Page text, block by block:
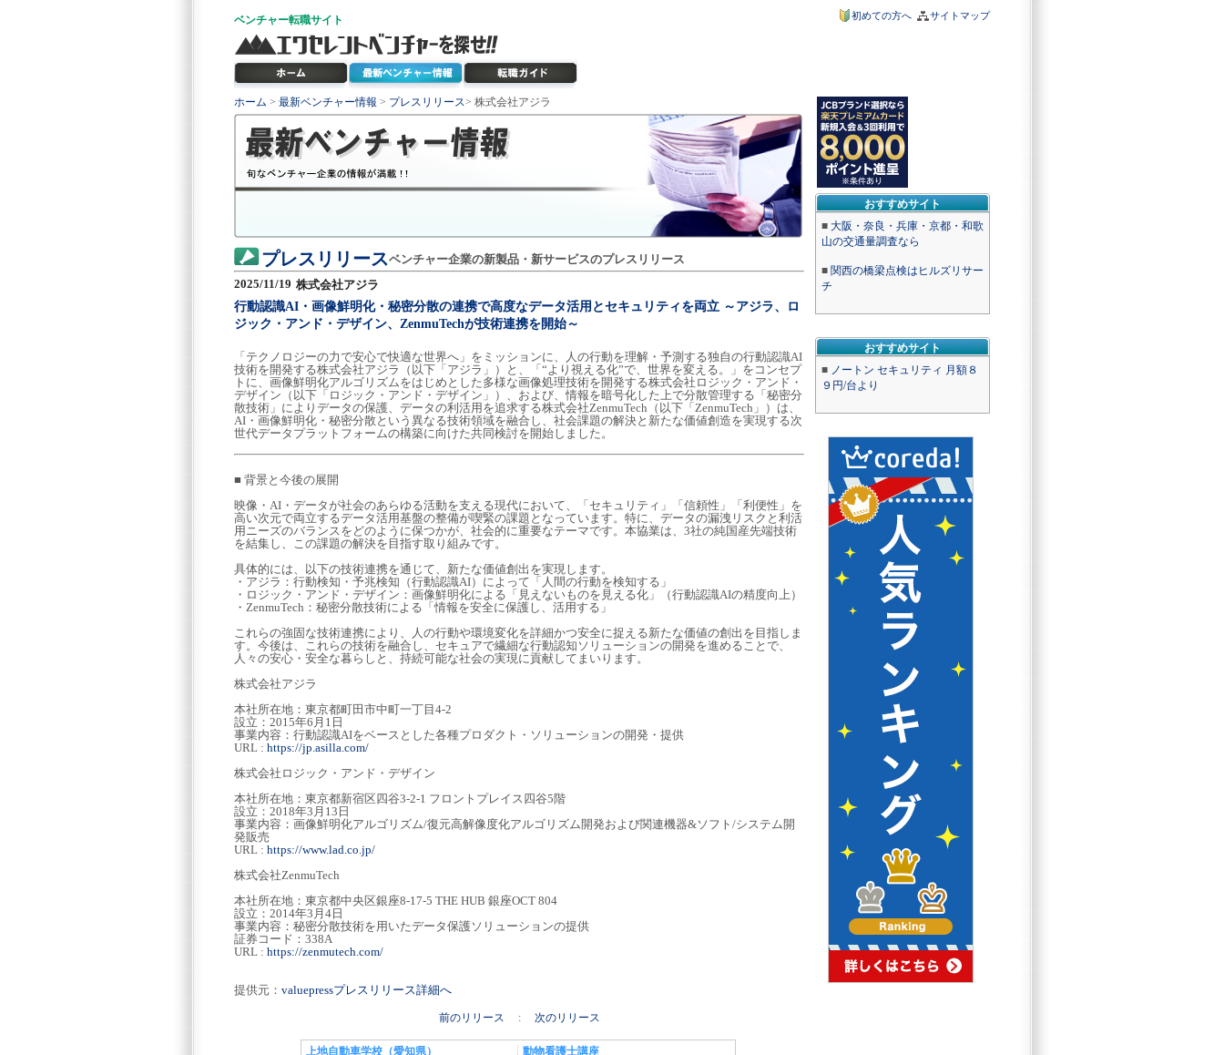
ベンチャー転職サイト サイトマップ
初めての方へ
おすすめサイト
■ 大阪・奈良・兵庫・京都・和歌
山の交通量調査なら
■ 関西の橋梁点検はヒルズリサー
チ
おすすめサイト
■ ノートン セキュリティ 月額８
９円/台より
ホーム > 最新ベンチャー情報 > プレスリリース> 株式会社アジラ
プレスリリースベンチャー企業の新製品・新サービスのプレスリリース
2025/11/19 株式会社アジラ
行動認識AI・画像鮮明化・秘密分散の連携で高度なデータ活用とセキュリティを両立 ～アジラ、ロ
ジック・アンド・デザイン、ZenmuTechが技術連携を開始～
「テクノロジーの力で安心で快適な世界へ」をミッションに、人の行動を理解・予測する独自の行動認識AI
技術を開発する株式会社アジラ（以下「アジラ」）と、「“より視える化”で、世界を変える。」をコンセプ
トに、画像鮮明化アルゴリズムをはじめとした多様な画像処理技術を開発する株式会社ロジック・アンド・
デザイン（以下「ロジック・アンド・デザイン」）、および、情報を暗号化した上で分散管理する「秘密分
散技術」によりデータの保護、データの利活用を追求する株式会社ZenmuTech（以下「ZenmuTech」）は、
AI・画像鮮明化・秘密分散という異なる技術領域を融合し、社会課題の解決と新たな価値創造を実現する次
世代データプラットフォームの構築に向けた共同検討を開始しました。
■ 背景と今後の展開
映像・AI・データが社会のあらゆる活動を支える現代において、「セキュリティ」「信頼性」「利便性」を
高い次元で両立するデータ活用基盤の整備が喫緊の課題となっています。特に、データの漏洩リスクと利活
用ニーズのバランスをどのように保つかが、社会的に重要なテーマです。本協業は、3社の純国産先端技術
を結集し、この課題の解決を目指す取り組みです。
具体的には、以下の技術連携を通じて、新たな価値創出を実現します。
・アジラ：行動検知・予兆検知（行動認識AI）によって「人間の行動を検知する」
・ロジック・アンド・デザイン：画像鮮明化による「見えないものを見える化」（行動認識AIの精度向上）
・ZenmuTech：秘密分散技術による「情報を安全に保護し、活用する」
これらの強固な技術連携により、人の行動や環境変化を詳細かつ安全に捉える新たな価値の創出を目指しま
す。今後は、これらの技術を融合し、セキュアで繊細な行動認知ソリューションの開発を進めることで、
人々の安心・安全な暮らしと、持続可能な社会の実現に貢献してまいります。
株式会社アジラ
本社所在地：東京都町田市中町一丁目4-2
設立：2015年6月1日
事業内容：行動認識AIをベースとした各種プロダクト・ソリューションの開発・提供
URL : https://jp.asilla.com/
株式会社ロジック・アンド・デザイン
本社所在地：東京都新宿区四谷3-2-1 フロントプレイス四谷5階
設立：2018年3月13日
事業内容：画像鮮明化アルゴリズム/復元高解像度化アルゴリズム開発および関連機器&ソフト/システム開
発販売
URL : https://www.lad.co.jp/
株式会社ZenmuTech
本社所在地：東京都中央区銀座8-17-5 THE HUB 銀座OCT 804
設立：2014年3月4日
事業内容：秘密分散技術を用いたデータ保護ソリューションの提供
証券コード：338A
URL : https://zenmutech.com/
提供元： valuepressプレスリリース詳細へ
前のリリース : 次のリリース